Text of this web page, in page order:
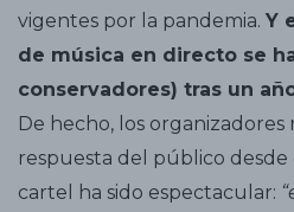
vigentes por la pandemia. Y
de música en directo se
conservadores) tras un
De hecho, los
respuesta del público desde
cartel ha sido espectacular: